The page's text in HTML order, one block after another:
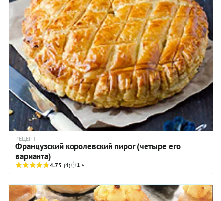
РЕЦЕПТ
Французский королевский пирог (четыре его
варианта)
4.75 (4) 1 ч